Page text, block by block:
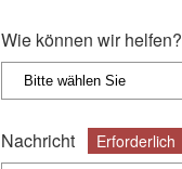
Wie können wir helfen?
Nachricht Erforderlich